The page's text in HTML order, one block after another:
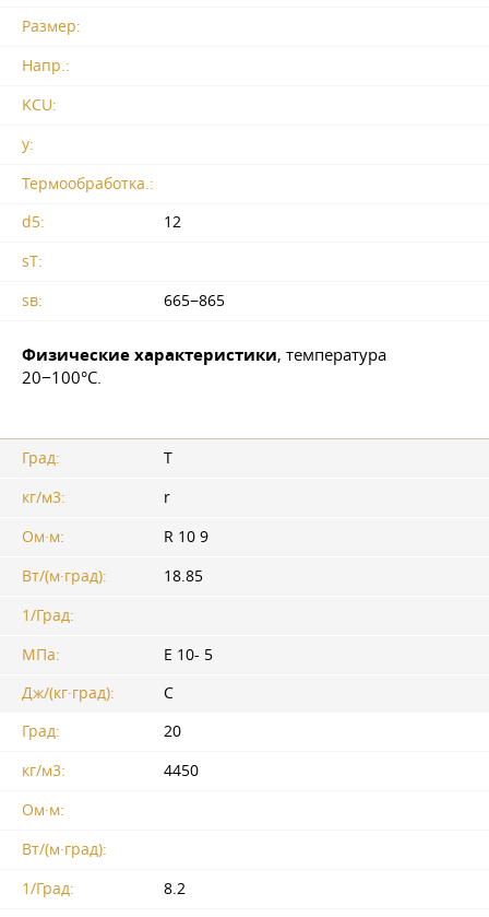
Размер:
Напр.:
KCU:
y:
Термообработка.:
d5:
12
sT:
sв:
665−865
Физические характеристики, температура
20−100°С.
Град:
T
кг/м3:
r
Ом·м:
R 10 9
Вт/(м·град):
18.85
1/Град:
МПа:
E 10- 5
Дж/(кг·град):
C
Град:
20
кг/м3:
4450
Ом·м:
Вт/(м·град):
1/Град:
8.2